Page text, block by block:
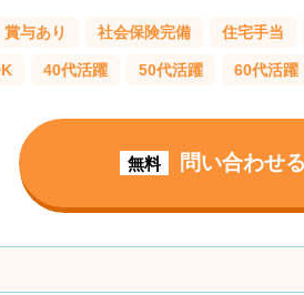
与あり 社会保険完備 住宅手当
40代活躍 50代活躍 60代活躍
無料 問い合わせる